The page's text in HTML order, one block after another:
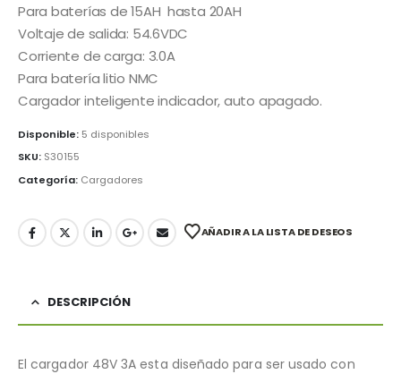
Para baterías de 15AH hasta 20AH
Voltaje de salida: 54.6VDC
Corriente de carga: 3.0A
Para batería litio NMC
Cargador inteligente indicador, auto apagado.
Disponible: 5 disponibles
SKU: S30155
Categoría: Cargadores
AÑADIR A LA LISTA DE DESEOS
DESCRIPCIÓN
El cargador 48V 3A esta diseñado para ser usado con